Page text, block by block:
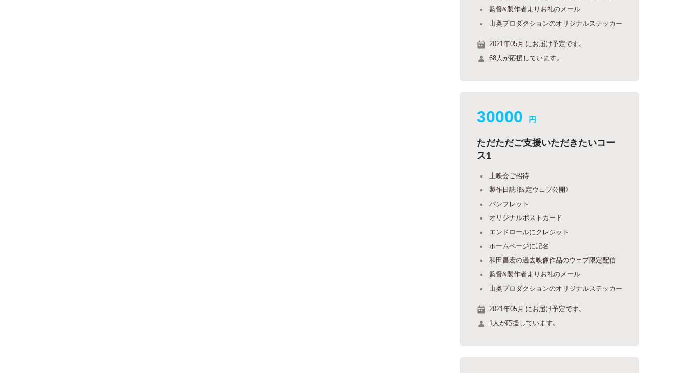
監督&製作者よりお礼のメール
山奥プロダクションのオリジナルステッカー
2021年05月 にお届け予定です。
68人が応援しています。
30000 円
ただただご支援いただきたいコー
ス1
上映会ご招待
製作日誌（限定ウェブ公開）
パンフレット
オリジナルポストカード
エンドロールにクレジット
ホームページに記名
和田昌宏の過去映像作品のウェブ限定配信
監督&製作者よりお礼のメール
山奥プロダクションのオリジナルステッカー
2021年05月 にお届け予定です。
1人が応援しています。